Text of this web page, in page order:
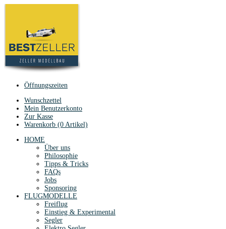
Öffnungszeiten
Wunschzettel
Mein Benutzerkonto
Zur Kasse
Warenkorb (0 Artikel)
HOME
Über uns
Philosophie
Tipps & Tricks
FAQs
Jobs
Sponsoring
FLUGMODELLE
Freiflug
Einstieg & Experimental
Segler